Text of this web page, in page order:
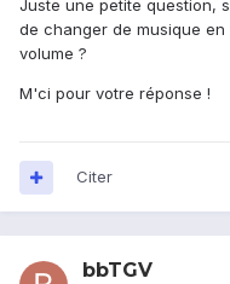
Juste une petite question,
de changer de musique
volume ?
M'ci pour votre réponse !
Citer
bbTGV